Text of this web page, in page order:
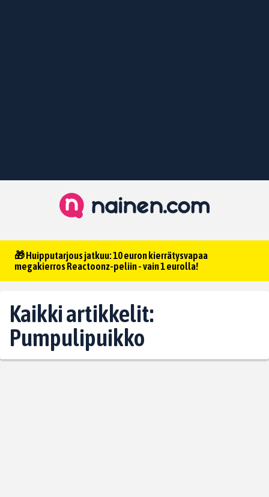
🎁 Huipputarjous jatkuu: 10 euron kierrätysvapaa
megakierros Reactoonz-peliin - vain 1 eurolla!
Kaikki artikkelit:
Pumpulipuikko